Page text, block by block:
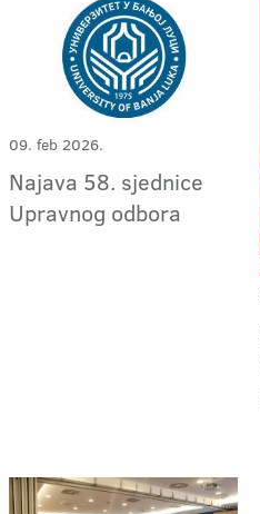
09. feb 2026.
Najava 58. sjednice
Upravnog odbora